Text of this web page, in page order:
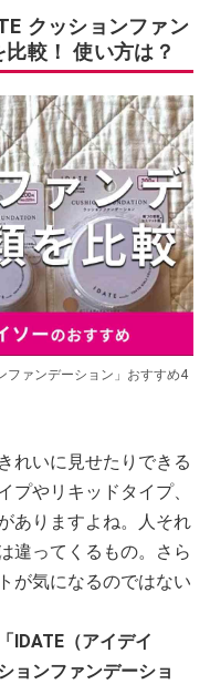
クッションファン
較！ 使い方は？
ファンデーション」おすすめ4
れいに見せたりできる
プやリキッドタイプ、
ありますよね。人それ
違ってくるもの。さら
が気になるのではない
IDATE（アイデイ
ョンファンデーショ